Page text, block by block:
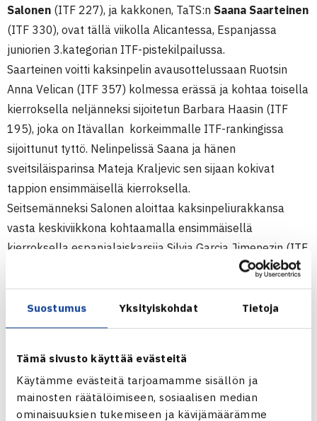
Suostumus Yksityiskohdat Tietoja
Tämä sivusto käyttää evästeitä
Käytämme evästeitä tarjoamamme sisällön ja
mainosten räätälöimiseen, sosiaalisen median
ominaisuuksien tukemiseen ja kävijämäärämme
Salonen (ITF 227), ja kakkonen, TaTS:n Saana Saarteinen
(ITF 330), ovat tällä viikolla Alicantessa, Espanjassa
juniorien 3.kategorian ITF-pistekilpailussa.
Saarteinen voitti kaksinpelin avausottelussaan Ruotsin
Anna Velican (ITF 357) kolmessa erässä ja kohtaa toisella
kierroksella neljänneksi sijoitetun Barbara Haasin (ITF
195), joka on Itävallan korkeimmalle ITF-rankingissa
sijoittunut tyttö. Nelinpelissä Saana ja hänen
sveitsiläisparinsa Mateja Kraljevic sen sijaan kokivat
tappion ensimmäisellä kierroksella.
Seitsemänneksi Salonen aloittaa kaksinpeliurakkansa
vasta keskiviikkona kohtaamalla ensimmäisellä
kierroksella espanjalaiskarsija Silvia Garcia Jimenezin (ITF
1129). Nelinpelissä Heini ja Ruotsin Rebecca Poikajärvi
ovat edenneet puolivälieriin.
Juniorien ITF-pistekilpailu (3.kateg.)
Tyttöjen kaksinpeli
1.kierrosta: Saana Saarteinen – Anna Velica Ruotsi 36 62
61